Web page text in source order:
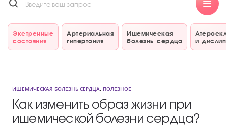
Экстренные
состояния
Артериальная
гипертония
Ишемическая
болезнь сердца
и
ИШЕМИЧЕСКАЯ БОЛЕЗНЬ СЕРДЦА, ПОЛЕЗНОЕ
Как изменить образ жизни при
ишемической болезни сердца?